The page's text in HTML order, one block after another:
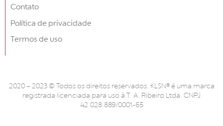
Contato
Política de privacidade
Termos de uso
2020 – 2023 © Todos os direitos reservados. KLSN® é uma marca
registrada licenciada para uso à T. A. Ribeiro Ltda. CNPJ
42.028.889/0001-65